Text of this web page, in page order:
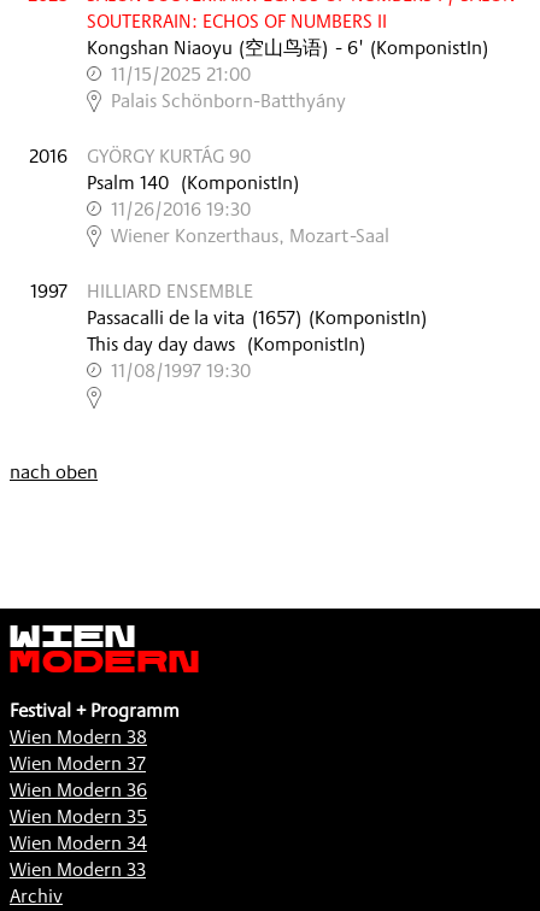
SOUTERRAIN: ECHOS OF NUMBERS II
Kongshan Niaoyu (空山鸟语) - 6' (KomponistIn)
11/15/2025 21:00
,
Palais Schönborn-Batthyány
2016
GYÖRGY KURTÁG 90
Psalm 140 (KomponistIn)
11/26/2016 19:30
,
Wiener Konzerthaus, Mozart-Saal
1997
HILLIARD ENSEMBLE
Passacalli de la vita (1657) (KomponistIn)
This day day daws (KomponistIn)
11/08/1997 19:30
,
nach oben
Wien
Modern
Festival + Programm
Wien Modern 38
Wien Modern 37
Wien Modern 36
Wien Modern 35
Wien Modern 34
Wien Modern 33
Archiv